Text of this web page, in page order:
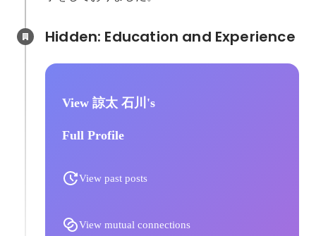
View 諒太 石川's
Full Profile
View past posts
View mutual connections